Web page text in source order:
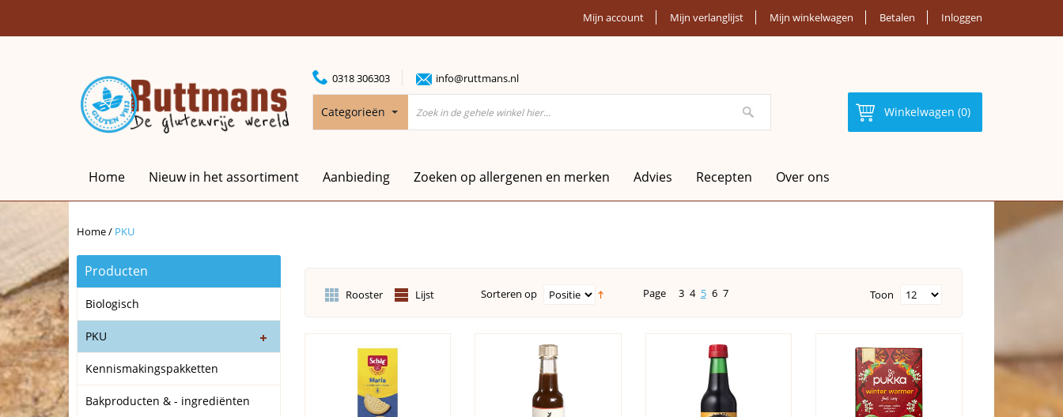
Mijn account Mijn verlanglijst Mijn winkelwagen Betalen Inloggen
0318 306303 info@ruttmans.nl
Categorieën Winkelwagen (0)
Home Nieuw in het assortiment Aanbieding Zoeken op allergenen en merken Advies Recepten Over ons
Home/ PKU
Producten
Biologisch
PKU
Kennismakingspakketten
Bakproducten & - ingrediënten
Rooster Lijst Sorteren op Page 3 4 5 6 7 Toon